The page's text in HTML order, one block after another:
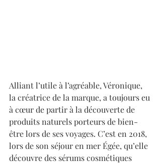
Alliant l’utile à l’agréable, Véronique,
la créatrice de la marque, a toujours eu
à cœur de partir à la découverte de
produits naturels porteurs de bien-
être lors de ses voyages. C’est en 2018,
lors de son séjour en mer Égée, qu’elle
découvre des sérums cosmétiques